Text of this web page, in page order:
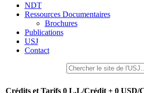
NDT
Ressources Documentaires
Brochures
Publications
USJ
Contact
Crédits et Tarifs 0 L.L/Crédit + 0 USD/